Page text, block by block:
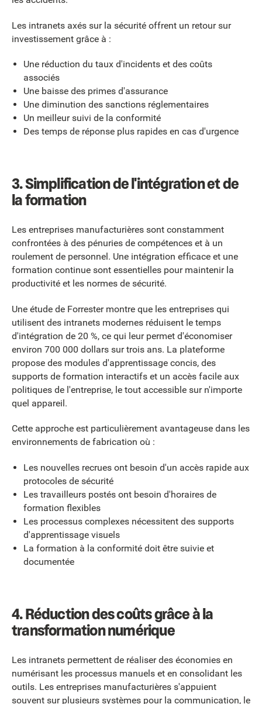
Les intranets axés sur la sécurité offrent un retour sur
investissement grâce à :
Une réduction du taux d'incidents et des coûts
associés
Une baisse des primes d'assurance
Une diminution des sanctions réglementaires
Un meilleur suivi de la conformité
Des temps de réponse plus rapides en cas d'urgence
3. Simplification de l'intégration et de
la formation
Les entreprises manufacturières sont constamment
confrontées à des pénuries de compétences et à un
roulement de personnel. Une intégration efficace et une
formation continue sont essentielles pour maintenir la
productivité et les normes de sécurité.
Une étude de Forrester montre que les entreprises qui
utilisent des intranets modernes réduisent le temps
d'intégration de 20 %, ce qui leur permet d'économiser
environ 700 000 dollars sur trois ans. La plateforme
propose des modules d'apprentissage concis, des
supports de formation interactifs et un accès facile aux
politiques de l'entreprise, le tout accessible sur n'importe
quel appareil.
Cette approche est particulièrement avantageuse dans les
environnements de fabrication où :
Les nouvelles recrues ont besoin d'un accès rapide aux
protocoles de sécurité
Les travailleurs postés ont besoin d'horaires de
formation flexibles
Les processus complexes nécessitent des supports
d'apprentissage visuels
La formation à la conformité doit être suivie et
documentée
4. Réduction des coûts grâce à la
transformation numérique
Les intranets permettent de réaliser des économies en
numérisant les processus manuels et en consolidant les
outils. Les entreprises manufacturières s'appuient
souvent sur plusieurs systèmes pour la communication, le